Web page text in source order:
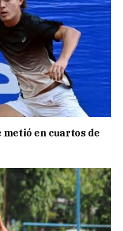
metió en cuartos de